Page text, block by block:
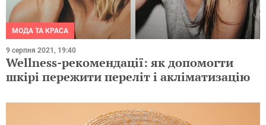
МОДА ТА КРАСА
9 серпня 2021, 19:40
Wellness-рекомендації: як допомогти
шкірі пережити переліт і акліматизацію